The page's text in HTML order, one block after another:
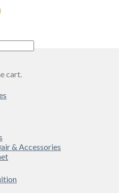
cart.
& Accessories